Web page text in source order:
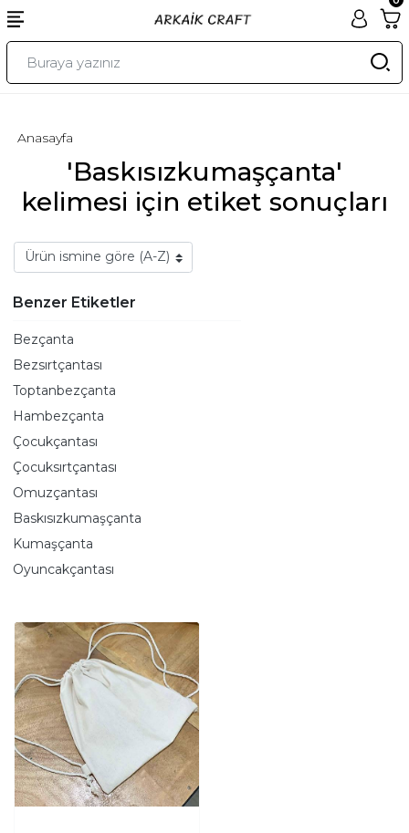
'Baskısızkumaşçanta'
kelimesi için etiket sonuçları
Anasayfa
Benzer Etiketler
Bezçanta
Bezsırtçantası
Toptanbezçanta
Hambezçanta
Çocukçantası
Çocuksırtçantası
Omuzçantası
Baskısızkumaşçanta
Kumaşçanta
Oyuncakçantası